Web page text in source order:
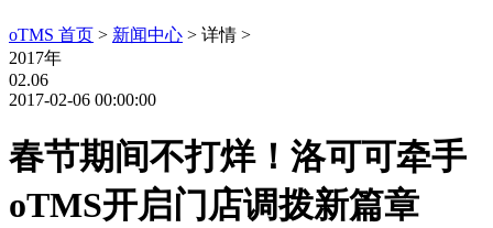
oTMS 首页 > 新闻中心 > 详情 >
2017年
02.06
2017-02-06 00:00:00
春节期间不打烊！洛可可牵手
oTMS开启门店调拨新篇章